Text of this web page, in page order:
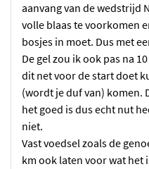
aanvang van de wedstrijd
volle blaas te voorkomen
bosjes in moet. Dus met
De gel zou ik ook pas na
dit net voor de start doet
(wordt je duf van) komen.
het goed is dus echt nut
niet.
Vast voedsel zoals de
km ook laten voor wat